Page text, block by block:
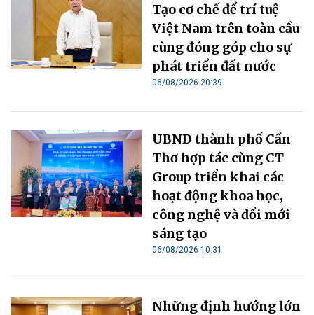
Tạo cơ chế để trí tuệ
Việt Nam trên toàn cầu
cùng đóng góp cho sự
phát triển đất nước
06/08/2026 20:39
UBND thành phố Cần
Thơ hợp tác cùng CT
Group triển khai các
hoạt động khoa học,
công nghệ và đổi mới
sáng tạo
06/08/2026 10:31
Những định hướng lớn